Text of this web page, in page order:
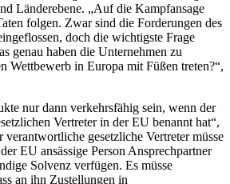
Länderebene. „Auf die Kampfansage
folgen. Zwar sind die Forderungen des
doch die wichtigste Frage
genau haben die Unternehmen zu
Wettbewerb in Europa mit Füßen treten?“,
nur dann verkehrsfähig sein, wenn der
Vertreter in der EU benannt hat“,
verantwortliche gesetzliche Vertreter müsse
EU ansässige Person Ansprechpartner
Solvenz verfügen. Es müsse
an ihn Zustellungen in